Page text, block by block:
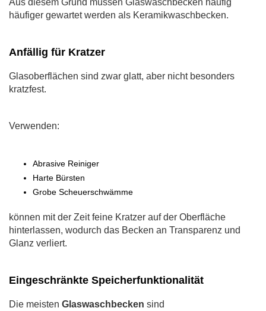
häufiger gewartet werden als Keramikwaschbecken.
Anfällig für Kratzer
Glasoberflächen sind zwar glatt, aber nicht besonders
kratzfest.
Verwenden:
Abrasive Reiniger
Harte Bürsten
Grobe Scheuerschwämme
können mit der Zeit feine Kratzer auf der Oberfläche
hinterlassen, wodurch das Becken an Transparenz und
Glanz verliert.
Eingeschränkte Speicherfunktionalität
Die meisten Glaswaschbecken sind